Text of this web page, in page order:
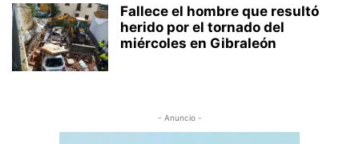
Fallece el hombre que resultó
herido por el tornado del
miércoles en Gibraleón
- Anuncio -